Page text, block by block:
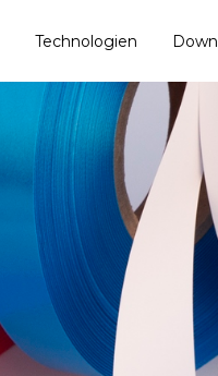
Technologien